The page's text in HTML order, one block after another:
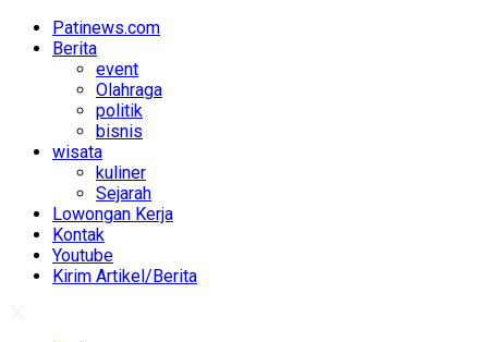
Patinews.com
Berita
event
Olahraga
politik
bisnis
wisata
kuliner
Sejarah
Lowongan Kerja
Kontak
Youtube
Kirim Artikel/Berita